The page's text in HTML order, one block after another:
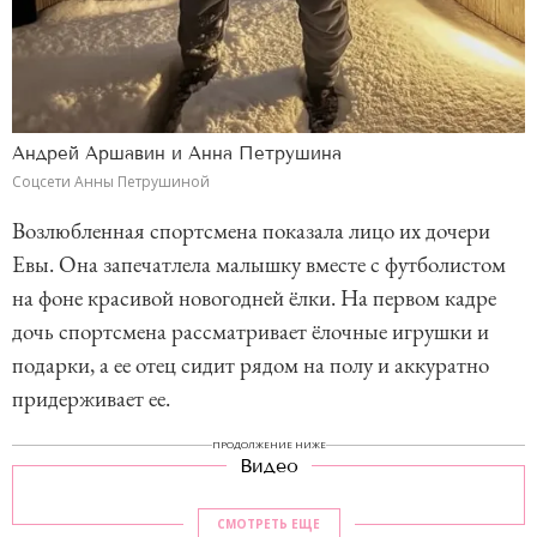
Андрей Аршавин и Анна Петрушина
Соцсети Анны Петрушиной
Возлюбленная спортсмена показала лицо их дочери
Евы. Она запечатлела малышку вместе с футболистом
на фоне красивой новогодней ёлки. На первом кадре
дочь спортсмена рассматривает ёлочные игрушки и
подарки, а ее отец сидит рядом на полу и аккуратно
придерживает ее.
ПРОДОЛЖЕНИЕ НИЖЕ
Видео
СМОТРЕТЬ ЕЩЕ